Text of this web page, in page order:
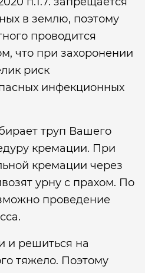
в землю, поэтому
проводится
что при захоронении
риск
инфекционных
труп Вашего
кремации. При
кремации через
урну с прахом. По
проведение
и решиться на
тяжело. Поэтому